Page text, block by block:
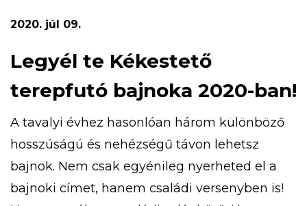
2020. júl 09.
Legyél te Kékestető
terepfutó bajnoka 2020-ban!
A tavalyi évhez hasonlóan három különböző
hosszúságú és nehézségű távon lehetsz
bajnok. Nem csak egyénileg nyerheted el a
bajnoki címet, hanem családi versenyben is!